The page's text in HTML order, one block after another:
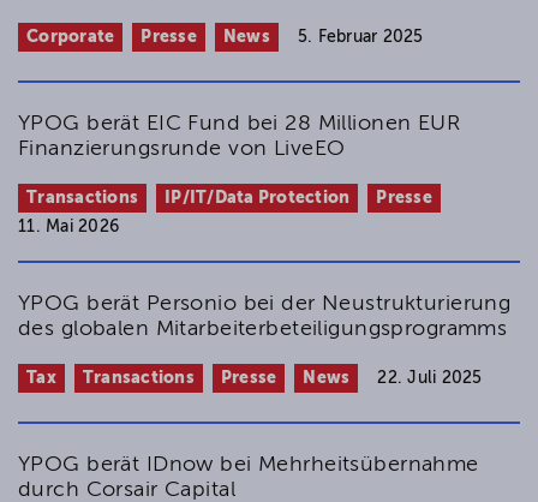
Corporate Presse News 5. Februar 2025
YPOG berät EIC Fund bei 28 Millionen EUR
Finanzierungsrunde von LiveEO
Transactions IP/IT/Data Protection
Presse
11. Mai 2026
YPOG berät Personio bei der Neustrukturierung
des globalen Mitarbeiter­­beteiligungsprogramms
Tax Transactions Presse News 22. Juli 2025
YPOG berät IDnow bei Mehrheitsübernahme
durch Corsair Capital